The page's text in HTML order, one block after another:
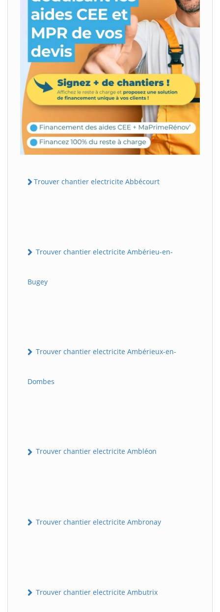
Trouver chantier electricite Abbécourt
Trouver chantier electricite Ambérieu-en-
Bugey
Trouver chantier electricite Ambérieux-en-
Dombes
Trouver chantier electricite Ambléon
Trouver chantier electricite Ambronay
Trouver chantier electricite Ambutrix